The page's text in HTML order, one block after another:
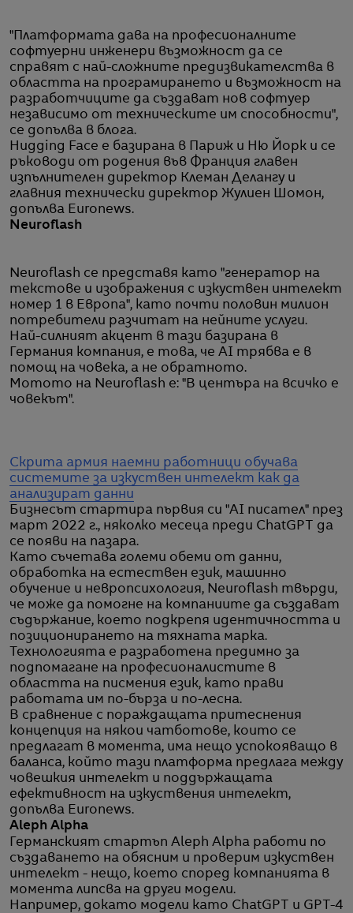
"Платформата дава на професионалните
софтуерни инженери възможност да се
справят с най-сложните предизвикателства в
областта на програмирането и възможност на
разработчиците да създават нов софтуер
независимо от техническите им способности",
се допълва в блога.
Hugging Face е базирана в Париж и Ню Йорк и се
ръководи от родения във Франция главен
изпълнителен директор Клеман Делангу и
главния технически директор Жулиен Шомон,
допълва Euronews.
Neuroflash
Neuroflash се представя като "генератор на
текстове и изображения с изкуствен интелект
номер 1 в Европа", като почти половин милион
потребители разчитат на нейните услуги.
Най-силният акцент в тази базирана в
Германия компания, е това, че AI трябва е в
помощ на човека, а не обратното.
Мотото на Neuroflash е: "В центъра на всичко е
човекът".
Скрита армия наемни работници обучава
системите за изкуствен интелект как да
анализират данни
Бизнесът стартира първия си "AI писател" през
март 2022 г., няколко месеца преди ChatGPT да
се появи на пазара.
Като съчетава големи обеми от данни,
обработка на естествен език, машинно
обучение и невропсихология, Neuroflash твърди,
че може да помогне на компаниите да създават
съдържание, което подкрепя идентичността и
позиционирането на тяхната марка.
Технологията е разработена предимно за
подпомагане на професионалистите в
областта на писмения език, като прави
работата им по-бърза и по-лесна.
В сравнение с пораждащата притеснения
концепция на някои чатботове, които се
предлагат в момента, има нещо успокояващо в
баланса, който тази платформа предлага между
човешкия интелект и поддържащата
ефективност на изкуствения интелект,
допълва Euronews.
Aleph Alpha
Германският стартъп Aleph Alpha работи по
създаването на обясним и проверим изкуствен
интелект - нещо, което според компанията в
момента липсва на други модели.
Например, докато модели като ChatGPT и GPT-4